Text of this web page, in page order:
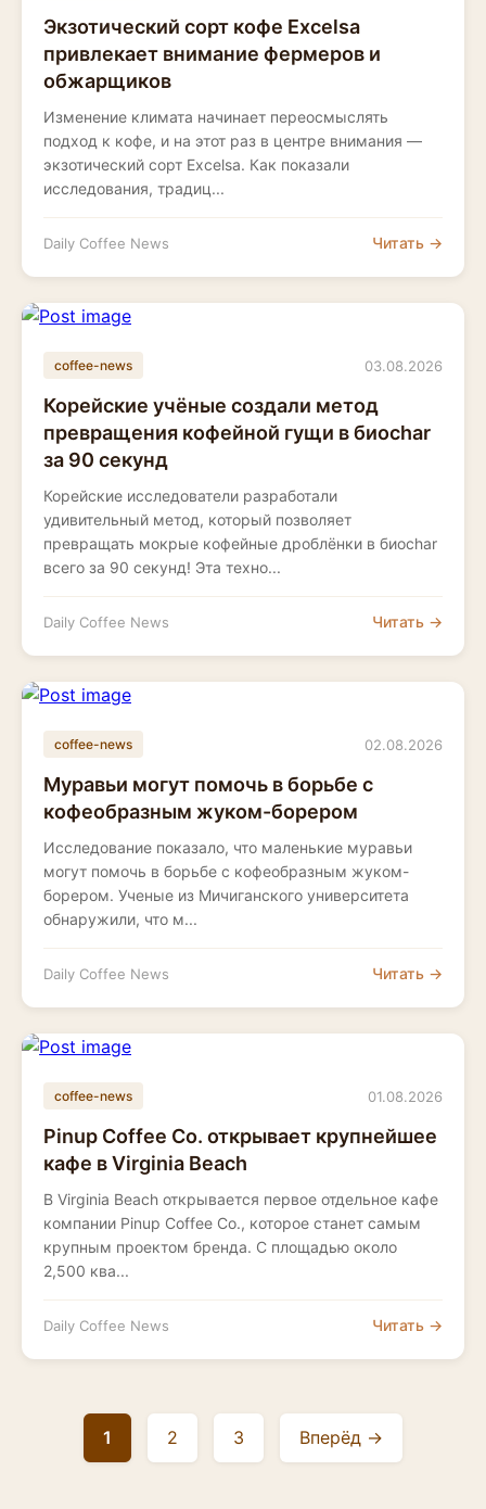
Экзотический сорт кофе Excelsa
привлекает внимание фермеров и
обжарщиков
Изменение климата начинает переосмыслять
подход к кофе, и на этот раз в центре внимания —
экзотический сорт Excelsa. Как показали
исследования, традиц...
Daily Coffee News Читать →
coffee-news 03.08.2026
Корейские учёные создали метод
превращения кофейной гущи в биоchar
за 90 секунд
Корейские исследователи разработали
удивительный метод, который позволяет
превращать мокрые кофейные дроблёнки в биоchar
всего за 90 секунд! Эта техно...
Daily Coffee News Читать →
coffee-news 02.08.2026
Муравьи могут помочь в борьбе с
кофеобразным жуком-борером
Исследование показало, что маленькие муравьи
могут помочь в борьбе с кофеобразным жуком-
борером. Ученые из Мичиганского университета
обнаружили, что м...
Daily Coffee News Читать →
coffee-news 01.08.2026
Pinup Coffee Co. открывает крупнейшее
кафе в Virginia Beach
В Virginia Beach открывается первое отдельное кафе
компании Pinup Coffee Co., которое станет самым
крупным проектом бренда. С площадью около
2,500 ква...
Daily Coffee News Читать →
1 2 3 Вперёд →